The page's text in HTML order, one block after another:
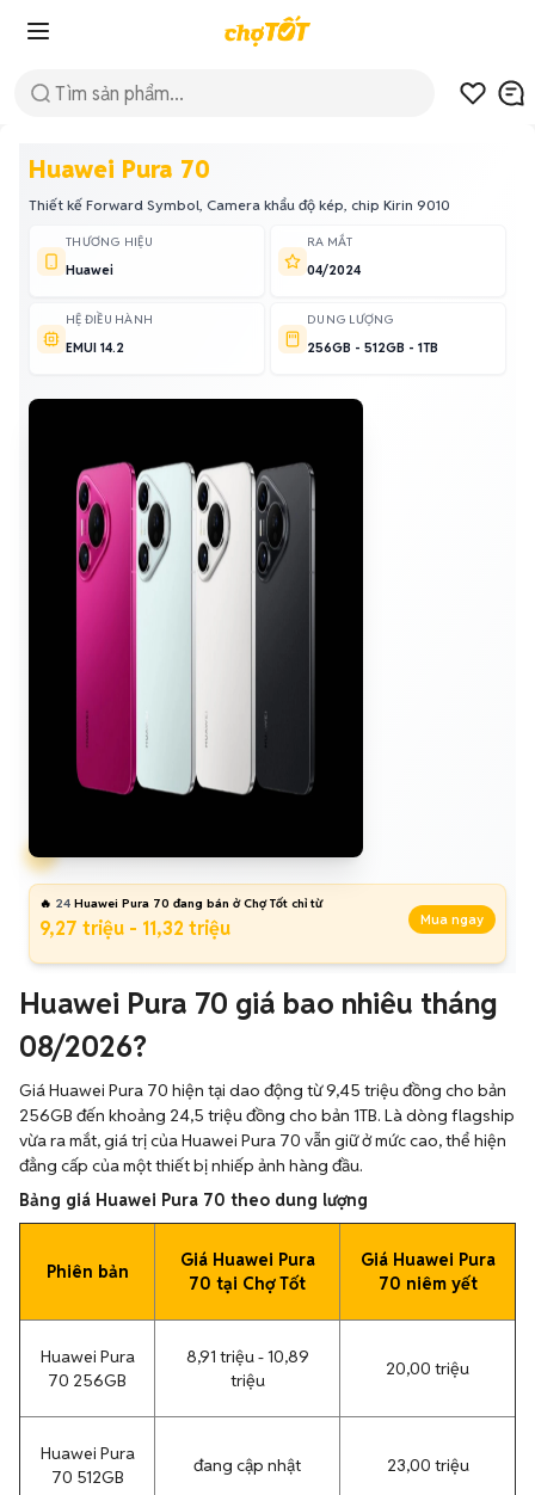
Huawei Pura 70
Thiết kế Forward Symbol, Camera khẩu độ kép, chip Kirin 9010
THƯƠNG HIỆU
Huawei
RA MẮT
04/2024
HỆ ĐIỀU HÀNH
EMUI 14.2
DUNG LƯỢNG
256GB - 512GB - 1TB
🔥 24 Huawei Pura 70 đang bán ở Chợ Tốt chỉ từ
9,27 triệu - 11,32 triệu Mua ngay
Huawei Pura 70 giá bao nhiêu tháng
08/2026?
Giá Huawei Pura 70 hiện tại dao động từ 9,45 triệu đồng cho bản
256GB đến khoảng 24,5 triệu đồng cho bản 1TB. Là dòng flagship
vừa ra mắt, giá trị của Huawei Pura 70 vẫn giữ ở mức cao, thể hiện
đẳng cấp của một thiết bị nhiếp ảnh hàng đầu.
Bảng giá Huawei Pura 70 theo dung lượng
Phiên bản
Giá Huawei Pura
70 tại Chợ Tốt
Giá Huawei Pura
70 niêm yết
Huawei Pura
70 256GB
8,91 triệu - 10,89
triệu
20,00 triệu
Huawei Pura
70 512GB
đang cập nhật 23,00 triệu